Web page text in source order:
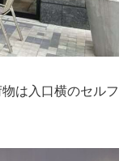
は入口横のセルフ